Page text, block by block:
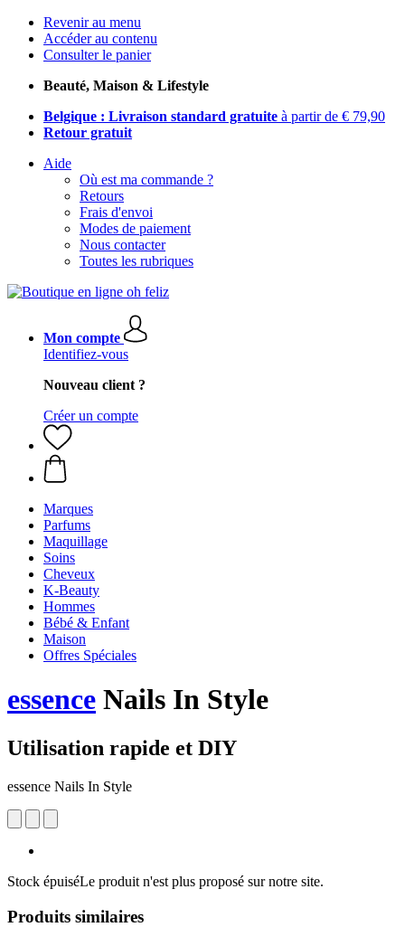
Revenir au menu
Accéder au contenu
Consulter le panier
Beauté, Maison & Lifestyle
Belgique : Livraison standard gratuite à partir de € 79,90
Retour gratuit
Aide
Où est ma commande ?
Retours
Frais d'envoi
Modes de paiement
Nous contacter
Toutes les rubriques
Mon compte
Identifiez-vous
Nouveau client ?
Créer un compte
Marques
Parfums
Maquillage
Soins
Cheveux
K-Beauty
Hommes
Bébé & Enfant
Maison
Offres Spéciales
essence Nails In Style
Utilisation rapide et DIY
essence Nails In Style
Stock épuiséLe produit n'est plus proposé sur notre site.
Produits similaires